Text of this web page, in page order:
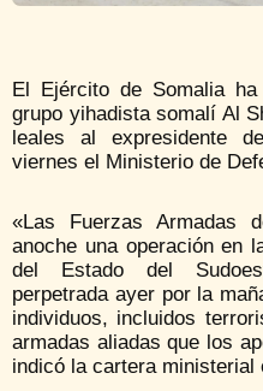
El Ejército de Somalia
grupo yihadista somalí Al
leales al expresidente
viernes el Ministerio de
«Las Fuerzas Armadas
anoche una operación en
del Estado del
perpetrada ayer por la
individuos, incluidos
armadas aliadas que los
indicó la cartera ministerial